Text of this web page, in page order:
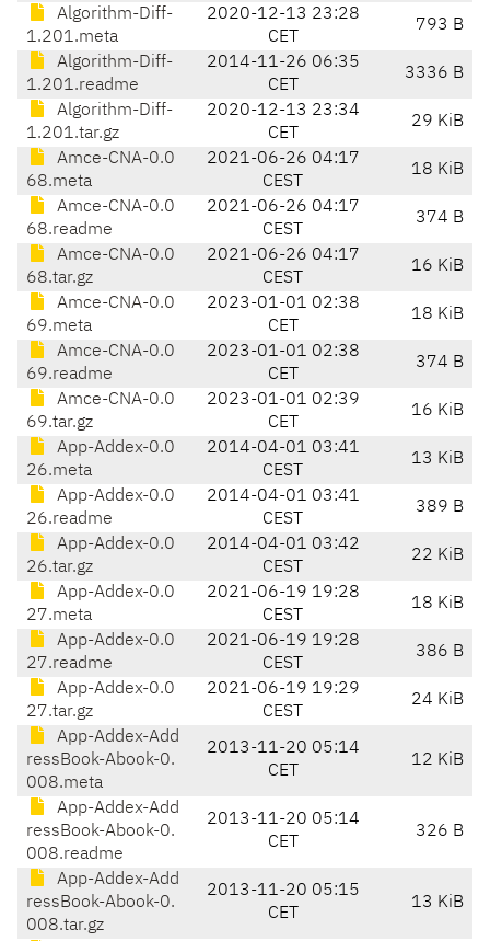
Algorithm-Diff-
1.201.meta
2020-12-13 23:28
CET
793 B
Algorithm-Diff-
1.201.readme
2014-11-26 06:35
CET
3336 B
Algorithm-Diff-
1.201.tar.gz
2020-12-13 23:34
CET
29 KiB
Amce-CNA-0.0
68.meta
2021-06-26 04:17
CEST
18 KiB
Amce-CNA-0.0
68.readme
2021-06-26 04:17
CEST
374 B
Amce-CNA-0.0
68.tar.gz
2021-06-26 04:17
CEST
16 KiB
Amce-CNA-0.0
69.meta
2023-01-01 02:38
CET
18 KiB
Amce-CNA-0.0
69.readme
2023-01-01 02:38
CET
374 B
Amce-CNA-0.0
69.tar.gz
2023-01-01 02:39
CET
16 KiB
App-Addex-0.0
26.meta
2014-04-01 03:41
CEST
13 KiB
App-Addex-0.0
26.readme
2014-04-01 03:41
CEST
389 B
App-Addex-0.0
26.tar.gz
2014-04-01 03:42
CEST
22 KiB
App-Addex-0.0
27.meta
2021-06-19 19:28
CEST
18 KiB
App-Addex-0.0
27.readme
2021-06-19 19:28
CEST
386 B
App-Addex-0.0
27.tar.gz
2021-06-19 19:29
CEST
24 KiB
App-Addex-Add
ressBook-Abook-0.
008.meta
2013-11-20 05:14
CET
12 KiB
App-Addex-Add
ressBook-Abook-0.
008.readme
2013-11-20 05:14
CET
326 B
App-Addex-Add
ressBook-Abook-0.
008.tar.gz
2013-11-20 05:15
CET
13 KiB